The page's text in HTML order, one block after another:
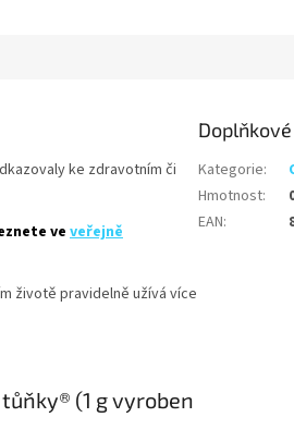
ke zdravotním či
veveřejně
životě pravidelně užívá více
(1 g vyroben
Kategorie:
Hmotnost:
EAN: